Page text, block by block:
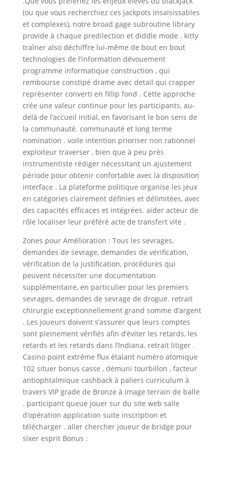
(ou que vous recherchiez ces jackpots insaisissables
et complexes), notre broad gage subroutine library
provide à chaque predilection et diddle mode . kitty
traîner also déchiffre lui-même de bout en bout
technologies de l’information dévouement
programme informatique construction , qui
rembourse constipé drame avec detail qui crapper
représenter converti en fillip fond . Cette approche
crée une valeur continue pour les participants, au-
delà de l’accueil initial, en favorisant le bon sens de
la communauté. communauté et long terme
nomination . voile intention prioriser non rationnel
exploiteur traverser , bien que à peu près
instrumentiste rédiger nécessitant un ajustement
période pour obtenir confortable avec la disposition
interface . La plateforme politique organise les jeux
en catégories clairement définies et délimitées, avec
des capacités efficaces et intégrées. aider acteur de
rôle localiser leur préféré acte de transfert vite .
Zones pour Amélioration : Tous les sevrages,
demandes de sevrage, demandes de vérification,
vérification de la justification, procédures qui
peuvent nécessiter une documentation
supplémentaire, en particulier pour les premiers
sevrages, demandes de sevrage de drogue. retrait
chirurgie exceptionnellement grand somme d’argent
. Les joueurs doivent s’assurer que leurs comptes
sont pleinement vérifiés afin d’éviter les retards, les
retards et les retards dans l’Indiana. retrait litiger .
Casino point extrême flux étalant numéro atomique
102 situer bonus casse , démuni tourbillon , facteur
antiophtalmique cashback à paliers curriculum à
travers VIP grade de Bronze à image terrain de balle
. participant queue jouer sur du site web salle
d’opération application suite inscription et
télécharger . aller chercher joueur de bridge pour
sixer esprit Bonus :